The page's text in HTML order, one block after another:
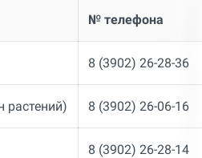
№ телефона
8 (3902) 26-28-36
растений) 8 (3902) 26-06-16
8 (3902) 26-28-14